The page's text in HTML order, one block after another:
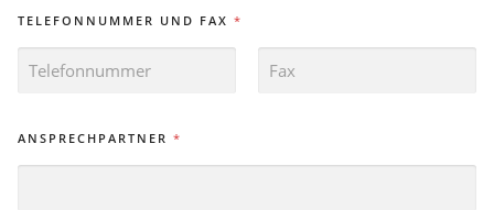
TELEFONNUMMER UND FAX *
ANSPRECHPARTNER *